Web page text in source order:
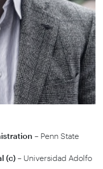
– Penn State
(c) – Universidad Adolfo